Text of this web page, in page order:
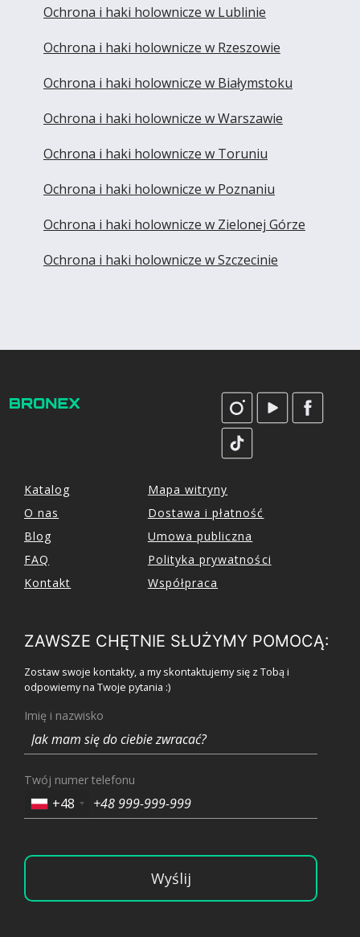
Ochrona i haki holownicze w Lublinie
Ochrona i haki holownicze w Rzeszowie
Ochrona i haki holownicze w Białymstoku
Ochrona i haki holownicze w Warszawie
Ochrona i haki holownicze w Toruniu
Ochrona i haki holownicze w Poznaniu
Ochrona i haki holownicze w Zielonej Górze
Ochrona i haki holownicze w Szczecinie
Katalog
O nas
Blog
FAQ
Kontakt
Mapa witryny
Dostawa i płatność
Umowa publiczna
Polityka prywatności
Współpraca
ZAWSZE CHĘTNIE SŁUŻYMY POMOCĄ:
Zostaw swoje kontakty, a my skontaktujemy się z Tobą i
odpowiemy na Twoje pytania :)
Imię i nazwisko
Twój numer telefonu
+48
Wyślij